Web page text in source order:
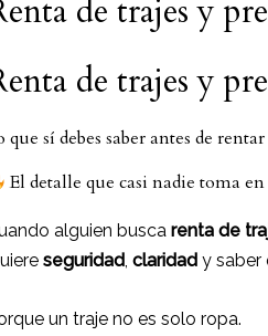
de trajes y
de trajes y
que sí debes saber antes de rentar
El detalle que casi nadie toma
alguien busca renta de
seguridad, claridad y saber
un traje no es solo ropa.